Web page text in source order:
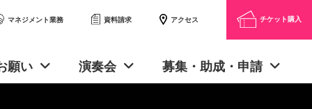
マネジメント業務 資料請求 アクセス チケット購入
願い 演奏会 募集・助成・申請